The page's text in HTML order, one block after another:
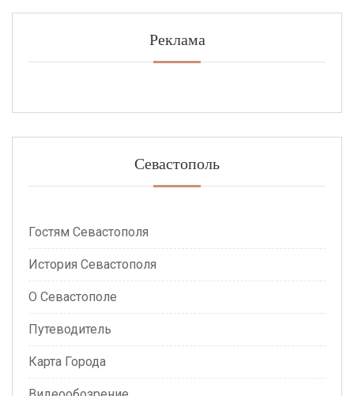
Реклама
Севастополь
Гостям Севастополя
История Севастополя
О Севастополе
Путеводитель
Карта Города